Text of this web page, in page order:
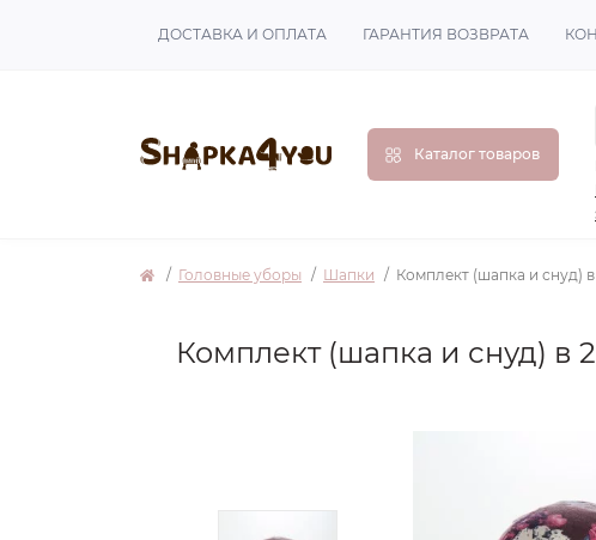
ДОСТАВКА И ОПЛАТА ГАРАНТИЯ ВОЗВРАТА
Каталог товаров
Головные уборы Шапки Комплект (шапка и снуд)
Комплект (шапка и снуд) в